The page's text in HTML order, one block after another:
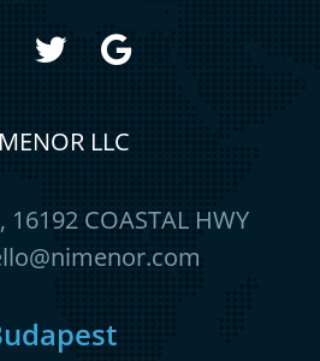
LLC
16192 COASTAL HWY